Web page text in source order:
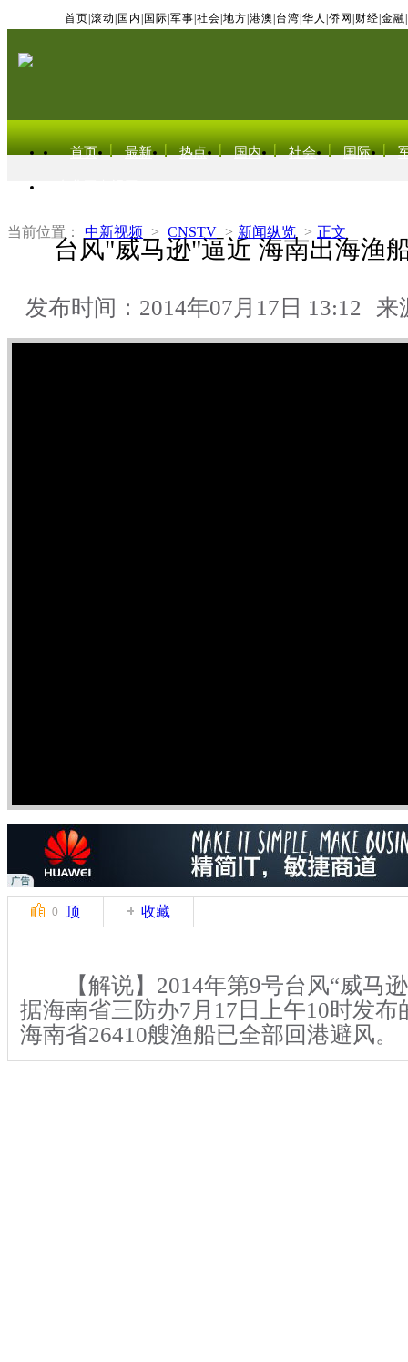
首页 滚动 国内 国际 军事 社会 地方 港澳 台湾 华人 侨网 财经 金融
首页 最新 热点 国内 社会 国际
当前位置： 中新视频 > CNSTV > 新闻纵览 > 正文
台风"威马逊"逼近 海南出海渔
发布时间：2014年07月17日 13:12 来
0 顶 收藏
【解说】2014年第9号台风“威马逊
据海南省三防办7月17日上午10时发布
海南省26410艘渔船已全部回港避风。